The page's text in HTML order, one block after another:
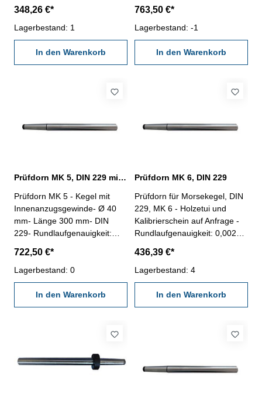
348,26 €*
Lagerbestand: 1
In den Warenkorb
Rundlaufgenauigkeit: 0,002
mm- Zylindrizität: 0,002 mm-
Holzetui und Kalibrierschein
auf Anfrage
763,50 €*
Lagerbestand: -1
In den Warenkorb
Prüfdorn MK 5, DIN 229 mit Innenanzugsgewinde
Prüfdorn MK 5 - Kegel mit
Innenanzugsgewinde- Ø 40
mm- Länge 300 mm- DIN
229- Rundlaufgenauigkeit:
mm- Holzetui und
Kalibrierschein auf Anfrage
722,50 €*
Lagerbestand: 0
In den Warenkorb
Prüfdorn MK 6, DIN 229
Prüfdorn für Morsekegel, DIN
229, MK 6 - Holzetui und
Kalibrierschein auf Anfrage -
Rundlaufgenauigkeit: 0,002
436,39 €*
Lagerbestand: 4
In den Warenkorb